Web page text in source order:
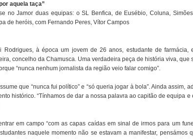
aquela taça”
no Jamor duas equipas: o SL Benfica, de Eusébio, Coluna,
de heróis, com Fernando Peres, Vítor Campos
Rodrigues, à época um jovem de 26 anos, estudante de farmácia,
concelho da Chamusca. Uma verdadeira peça de história viva, que
“nunca nenhum jornalista da região veio falar comigo”.
que “nunca fui político” e “só queria jogar à bola”. Ainda assim,
histórico. “Tínhamos de dar a nossa palavra ao capitão de equipa e
em campo “com as capas caídas em sinal de irmos para um
naquele momento não se estavam a manifestar, pensámos